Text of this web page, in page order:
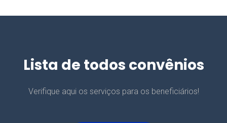
Lista de todos convênios
Verifique aqui os serviços para os beneficiários!